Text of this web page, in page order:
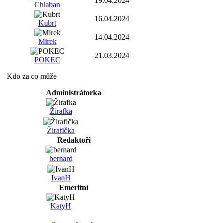
Chlaban
Kubrt
16.04.2024
Mirek
14.04.2024
POKEC
21.03.2024
Kdo za co může
Administrátorka
Žirafka
Žirafička
Redaktoři
bernard
IvanH
Emeritní
KatyH